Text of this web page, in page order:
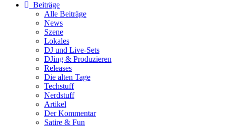
Beiträge
Alle Beiträge
News
Szene
Lokales
DJ und Live-Sets
DJing & Produzieren
Releases
Die alten Tage
Techstuff
Nerdstuff
Artikel
Der Kommentar
Satire & Fun